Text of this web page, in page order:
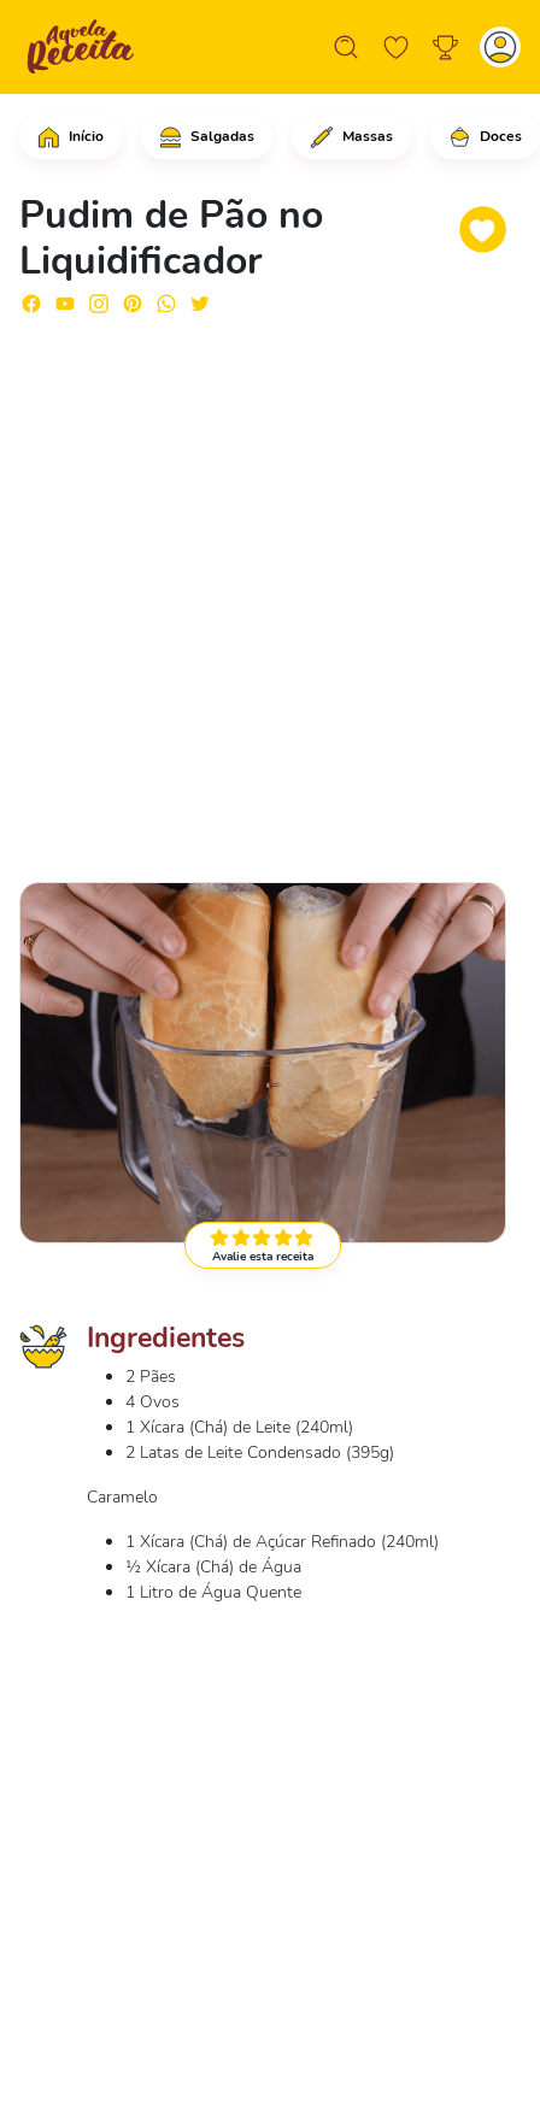
Início Salgadas Massas Doces
Pudim de Pão no
Liquidificador
No liquidificador, adicione os pães,
Avalie esta receita
Ingredientes
2 Pães
4 Ovos
1 Xícara (Chá) de Leite (240ml)
2 Latas de Leite Condensado (395g)
Caramelo
1 Xícara (Chá) de Açúcar Refinado (240ml)
½ Xícara (Chá) de Água
1 Litro de Água Quente